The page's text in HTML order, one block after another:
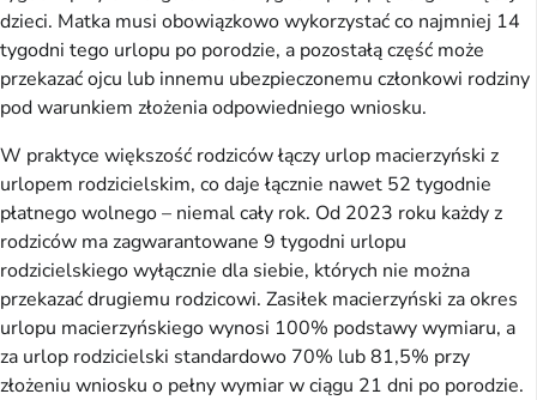
dzieci. Matka musi obowiązkowo wykorzystać co najmniej 14
tygodni tego urlopu po porodzie, a pozostałą część może
przekazać ojcu lub innemu ubezpieczonemu członkowi rodziny
pod warunkiem złożenia odpowiedniego wniosku.
W praktyce większość rodziców łączy urlop macierzyński z
urlopem rodzicielskim, co daje łącznie nawet 52 tygodnie
płatnego wolnego – niemal cały rok. Od 2023 roku każdy z
rodziców ma zagwarantowane 9 tygodni urlopu
rodzicielskiego wyłącznie dla siebie, których nie można
przekazać drugiemu rodzicowi. Zasiłek macierzyński za okres
urlopu macierzyńskiego wynosi 100% podstawy wymiaru, a
za urlop rodzicielski standardowo 70% lub 81,5% przy
złożeniu wniosku o pełny wymiar w ciągu 21 dni po porodzie.